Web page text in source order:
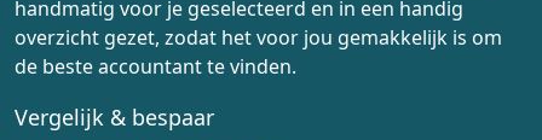
handmatig voor je geselecteerd en in een handig
overzicht gezet, zodat het voor jou gemakkelijk is om
de beste accountant te vinden.
Vergelijk & bespaar